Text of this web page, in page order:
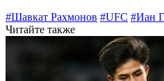
#Шавкат Рахмонов #UFC #Иан
Читайте также